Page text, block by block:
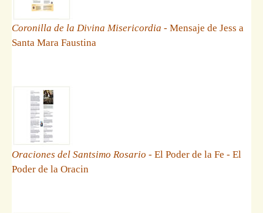
Coronilla de la Divina Misericordia - Mensaje de Jess a
Santa Mara Faustina
Oraciones del Santsimo Rosario - El Poder de la Fe - El
Poder de la Oracin